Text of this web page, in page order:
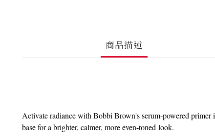
商品描述
Activate radiance with Bobbi Brown's serum-powered
base for a brighter, calmer, more even-toned look.